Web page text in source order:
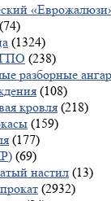
(74)
(1324)
(238)
разборные
(108)
кровля (218)
(159)
(177)
(69)
настил (13)
(2932)